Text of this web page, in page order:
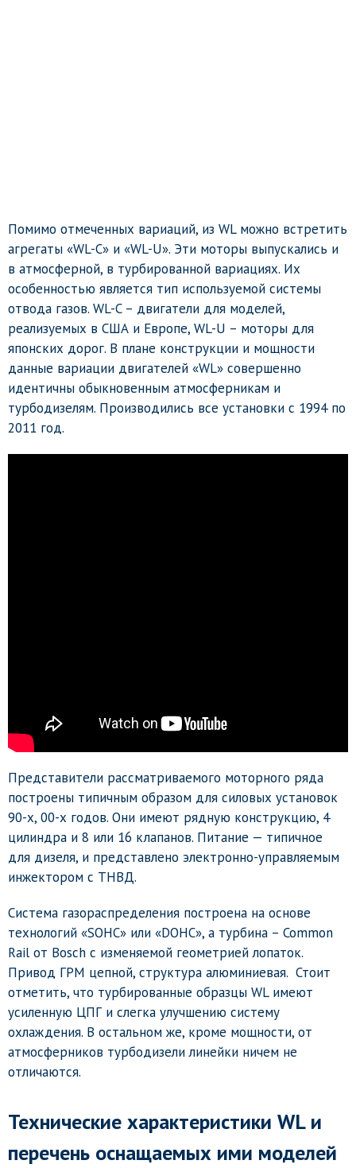
Помимо отмеченных вариаций, из WL можно встретить
агрегаты «WL-C» и «WL-U». Эти моторы выпускались и
в атмосферной, в турбированной вариациях. Их
особенностью является тип используемой системы
отвода газов. WL-C – двигатели для моделей,
реализуемых в США и Европе, WL-U – моторы для
японских дорог. В плане конструкции и мощности
данные вариации двигателей «WL» совершенно
идентичны обыкновенным атмосферникам и
турбодизелям. Производились все установки с 1994 по
2011 год.
Представители рассматриваемого моторного ряда
построены типичным образом для силовых установок
90-х, 00-х годов. Они имеют рядную конструкцию, 4
цилиндра и 8 или 16 клапанов. Питание — типичное
для дизеля, и представлено электронно-управляемым
инжектором с ТНВД.
Система газораспределения построена на основе
технологий «SOHC» или «DOHC», а турбина – Common
Rail от Bosch с изменяемой геометрией лопаток.
Привод ГРМ цепной, структура алюминиевая. Стоит
отметить, что турбированные образцы WL имеют
усиленную ЦПГ и слегка улучшению систему
охлаждения. В остальном же, кроме мощности, от
атмосферников турбодизели линейки ничем не
отличаются.
Технические характеристики WL и
перечень оснащаемых ими моделей